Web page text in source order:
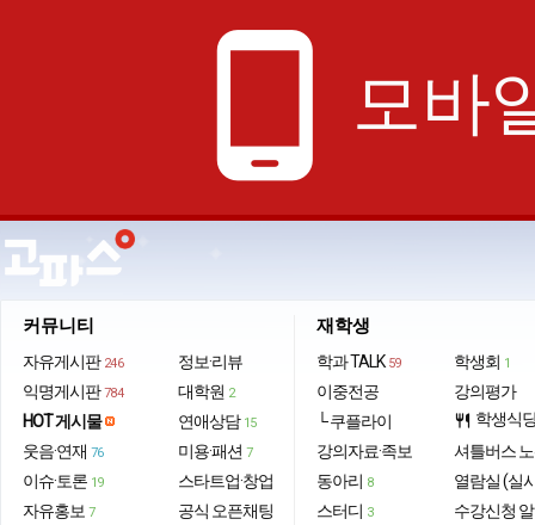
phone_android 모바
커뮤니티
자유게시판 246
익명게시판 784
HOT 게시물
웃음·연재 76
이슈·토론 19
자유홍보 7
정보·리뷰
대학원 2
연애상담 15
미용·패션 7
스타트업·창업
공식 오픈채팅
재학생
학과 TALK 59
이중전공
└ 쿠플라이
강의자료·족보
동아리 8
스터디 3
학생회 1
강의평가
restaurant 학생식
셔틀버스
열람실 (실
수강신청